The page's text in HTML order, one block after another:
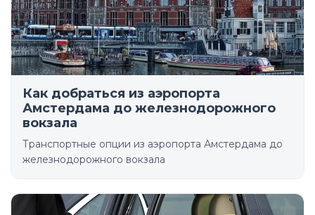
Как добраться из аэропорта
Амстердама до железнодорожного
вокзала
Транспортные опции из аэропорта Амстердама до
железнодорожного вокзала